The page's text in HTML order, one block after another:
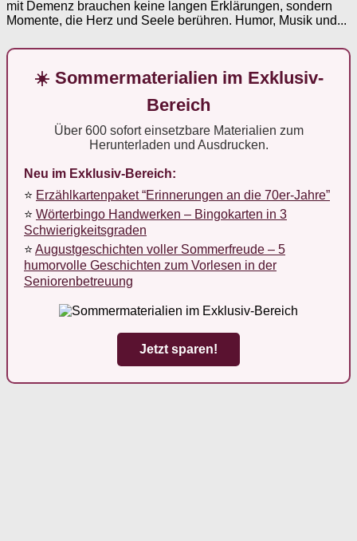
mit Demenz brauchen keine langen Erklärungen, sondern
Momente, die Herz und Seele berühren. Humor, Musik und...
☀️ Sommermaterialien im Exklusiv-
Bereich
Über 600 sofort einsetzbare Materialien zum
Herunterladen und Ausdrucken.
Neu im Exklusiv-Bereich:
⭐ Erzählkartenpaket “Erinnerungen an die 70er-Jahre”
⭐ Wörterbingo Handwerken – Bingokarten in 3
Schwierigkeitsgraden
⭐ Augustgeschichten voller Sommerfreude – 5
humorvolle Geschichten zum Vorlesen in der
Seniorenbetreuung
Jetzt sparen!